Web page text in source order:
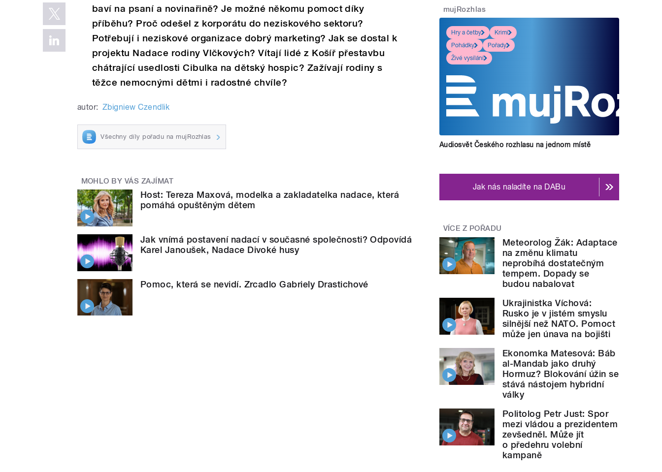
baví na psaní a novinařině? Je možné někomu pomoct díky
příběhu? Proč odešel z korporátu do neziskového sektoru?
Potřebují i neziskové organizace dobrý marketing? Jak se dostal k
projektu Nadace rodiny Vlčkových? Vítají lidé z Košíř přestavbu
chátrající usedlosti Cibulka na dětský hospic? Zažívají rodiny s
těžce nemocnými dětmi i radostné chvíle?
autor: Zbigniew Czendlik
Všechny díly pořadu na mujRozhlas
MOHLO BY VÁS ZAJÍMAT
Host: Tereza Maxová, modelka a zakladatelka nadace, která
pomáhá opuštěným dětem
Jak vnímá postavení nadací v současné společnosti? Odpovídá
Karel Janoušek, Nadace Divoké husy
Pomoc, která se nevidí. Zrcadlo Gabriely Drastichové
mujRozhlas
Hry a četby
Krimi
Pohádky
Pořady
Živé vysílání
Audiosvět Českého rozhlasu na jednom místě
Jak nás naladíte na DABu
VÍCE Z POŘADU
Meteorolog Žák: Adaptace
na změnu klimatu
neprobíhá dostatečným
tempem. Dopady se
budou nabalovat
Ukrajinistka Víchová:
Rusko je v jistém smyslu
silnější než NATO. Pomoct
může jen únava na bojišti
Ekonomka Matesová: Báb
al-Mandab jako druhý
Hormuz? Blokování úžin se
stává nástojem hybridní
války
Politolog Petr Just: Spor
mezi vládou a prezidentem
zevšedněl. Může jít
o předehru volební
kampaně